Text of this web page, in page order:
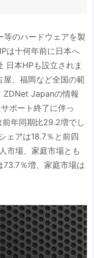
等のハードウェアを製
は十何年前に日本へ
日本HPも設立されま
屋、福岡など全国の範
ZDNet Japanの情報
ポート終了に伴っ
年同期比29.2増でし
ェアは18.7％と前四
市場、家庭市場とも
73.7％増、家庭市場は